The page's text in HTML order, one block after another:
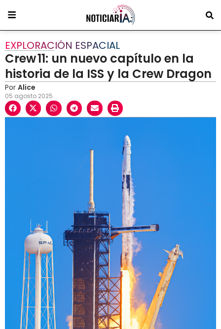
EXPLORACIÓN ESPACIAL
Crew 11: un nuevo capítulo en la
historia de la ISS y la Crew Dragon
Por Alice
05 agosto 2025